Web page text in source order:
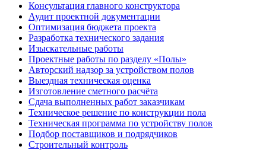
Консультация главного конструктора
Аудит проектной документации
Оптимизация бюджета проекта
Разработка технического задания
Изыскательные работы
Проектные работы по разделу «Полы»
Авторский надзор за устройством полов
Выездная техническая оценка
Изготовление сметного расчёта
Сдача выполненных работ заказчикам
Техническое решение по конструкции пола
Техническая программа по устройству полов
Подбор поставщиков и подрядчиков
Строительный контроль